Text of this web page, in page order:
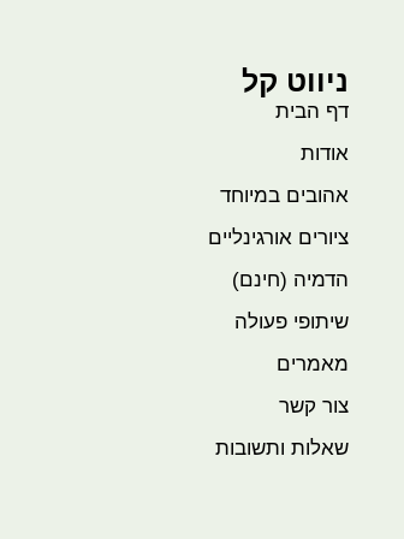
ניווט קל
דף הבית
אודות
אהובים במיוחד
ציורים אורגינליים
הדמיה (חינם)
שיתופי פעולה
מאמרים
צור קשר
שאלות ותשובות